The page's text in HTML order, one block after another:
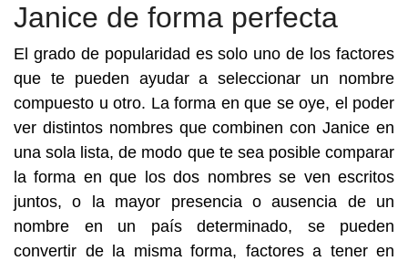
Janice de forma perfecta
El grado de popularidad es solo uno de los factores
que te pueden ayudar a seleccionar un nombre
compuesto u otro. La forma en que se oye, el poder
ver distintos nombres que combinen con Janice en
una sola lista, de modo que te sea posible comparar
la forma en que los dos nombres se ven escritos
juntos, o la mayor presencia o ausencia de un
nombre en un país determinado, se pueden
convertir de la misma forma, factores a tener en